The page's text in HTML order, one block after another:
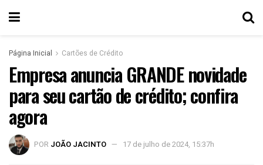
Página Inicial Cartões de Crédito
Empresa anuncia GRANDE novidade
para seu cartão de crédito; confira
agora
POR JOÃO JACINTO 17 de julho de 2024, 15:37h